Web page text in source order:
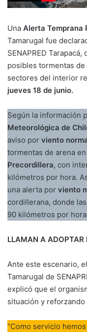
Una Alerta Temprana
Tamarugal fue
SENAPRED
posibles tormentas
sectores del interior
jueves 18 de junio.
Según la información
Meteorológica de
aviso por viento
tormentas de arena
Precordillera, con
kilómetros por hora.
una alerta por viento
cordillerana, donde
90 kilómetros por
LLAMAN A ADOPTAR
Ante este escenario,
Tamarugal de
explicó que el
situación y
“Como servicio